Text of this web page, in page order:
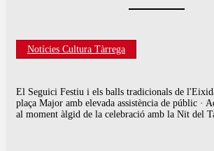
Notícies Cultura Tàrrega
El Seguici Festiu i els balls tradicionals de
plaça Major amb elevada assistència de públic ·
al moment àlgid de la celebració amb la Nit del